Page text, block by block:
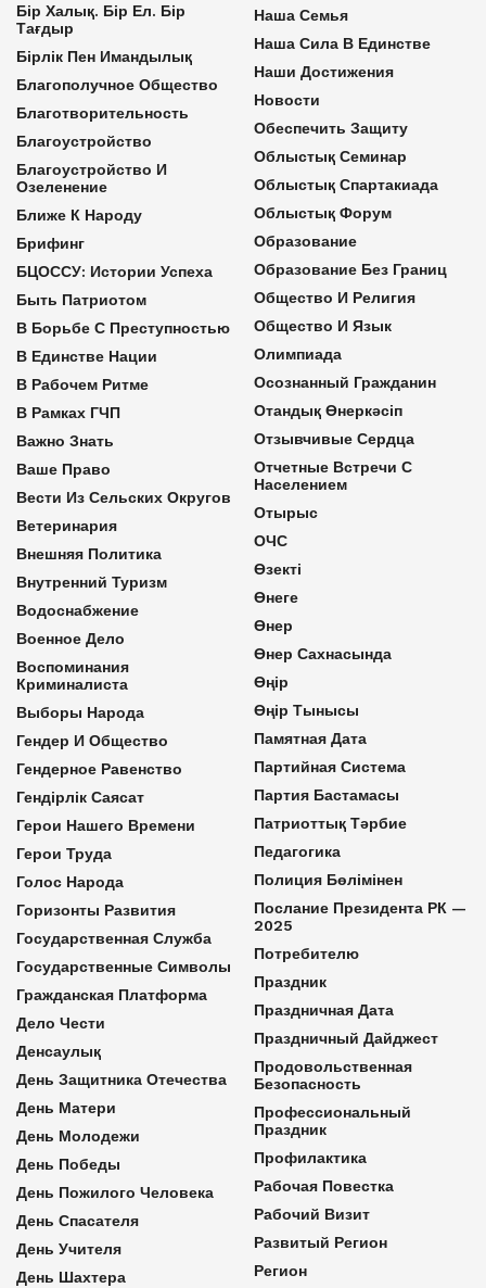
Бір Халық. Бір Ел. Бір
Тағдыр
Бірлік Пен Имандылық
Благополучное Общество
Благотворительность
Благоустройство
Благоустройство И
Озеленение
Ближе К Народу
Брифинг
БЦОССУ: Истории Успеха
Быть Патриотом
В Борьбе С Преступностью
В Единстве Нации
В Рабочем Ритме
В Рамках ГЧП
Важно Знать
Ваше Право
Вести Из Сельских Округов
Ветеринария
Внешняя Политика
Внутренний Туризм
Водоснабжение
Военное Дело
Воспоминания
Криминалиста
Выборы Народа
Гендер И Общество
Гендерное Равенство
Гендірлік Саясат
Герои Нашего Времени
Герои Труда
Голос Народа
Горизонты Развития
Государственная Служба
Государственные Символы
Гражданская Платформа
Дело Чести
Денсаулық
День Защитника Отечества
День Матери
День Молодежи
День Победы
День Пожилого Человека
День Спасателя
День Учителя
День Шахтера
Наша Семья
Наша Сила В Единстве
Наши Достижения
Новости
Обеспечить Защиту
Облыстық Семинар
Облыстық Спартакиада
Облыстық Форум
Образование
Образование Без Границ
Общество И Религия
Общество И Язык
Олимпиада
Осознанный Гражданин
Отандық Өнеркәсіп
Отзывчивые Сердца
Отчетные Встречи С
Населением
Отырыс
ОЧС
Өзекті
Өнеге
Өнер
Өнер Сахнасында
Өңір
Өңір Тынысы
Памятная Дата
Партийная Система
Партия Бастамасы
Патриоттық Тәрбие
Педагогика
Полиция Бөлімінен
Послание Президента РК —
2025
Потребителю
Праздник
Праздничная Дата
Праздничный Дайджест
Продовольственная
Безопасность
Профессиональный
Праздник
Профилактика
Рабочая Повестка
Рабочий Визит
Развитый Регион
Регион